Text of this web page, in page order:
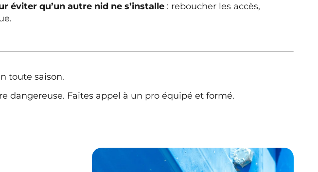
éviter qu’un autre nid ne s’installe : reboucher les accès,
toute saison.
dangereuse. Faites appel à un pro équipé et formé.